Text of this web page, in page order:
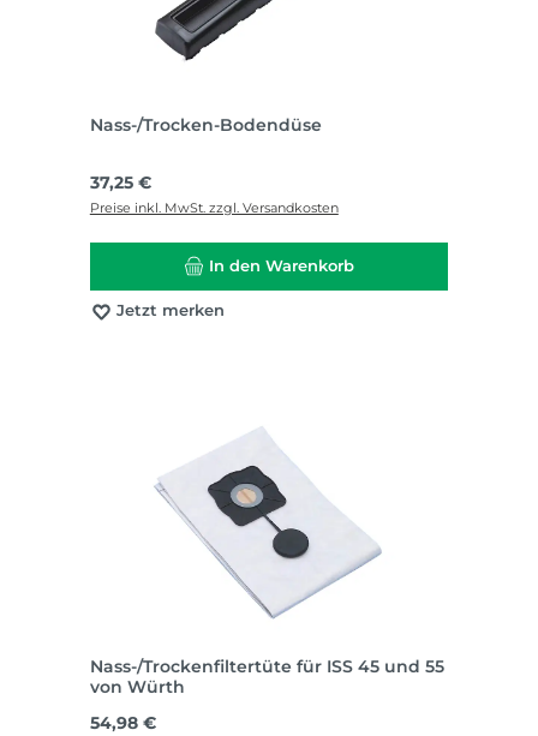
Nass-/Trocken-Bodendüse
Regulärer Preis:
37,25 €
Preise inkl. MwSt. zzgl. Versandkosten
In den Warenkorb
Jetzt merken
Nass-/Trockenfiltertüte für ISS 45 und 55
von Würth
Regulärer Preis:
54,98 €